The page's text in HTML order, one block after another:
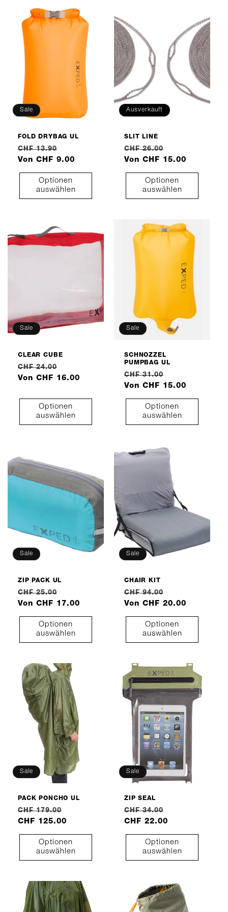
Sale
FOLD DRYBAG UL
Normaler
Preis
CHF 13.90
Von CHF 9.00
Optionen
auswählen
Ausverkauft
SLIT LINE
Normaler
Preis
CHF 26.00
Von CHF 15.00
Optionen
auswählen
Sale
CLEAR CUBE
Normaler
Preis
CHF 24.00
Von CHF 16.00
Optionen
auswählen
Sale
SCHNOZZEL
PUMPBAG UL
Normaler
Preis
CHF 31.00
Von CHF 15.00
Optionen
auswählen
Sale
ZIP PACK UL
Normaler
Preis
CHF 25.00
Von CHF 17.00
Optionen
auswählen
Sale
CHAIR KIT
Normaler
Preis
CHF 94.00
Von CHF 20.00
Optionen
auswählen
Sale
PACK PONCHO UL
Normaler
Preis
CHF 179.00
Verkaufspreis
CHF 125.00
Optionen
auswählen
Sale
ZIP SEAL
Normaler
Preis
CHF 34.00
CHF 22.00
Optionen
auswählen